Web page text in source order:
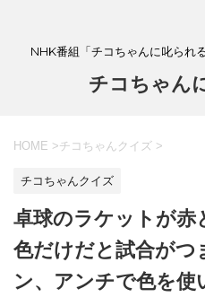
NHK番組「チコちゃんに叱られ
チコちゃん
HOME >チコちゃんクイズ >
チコちゃんクイズ
卓球のラケットが
色だけだと試合が
ン、アンチで色を使